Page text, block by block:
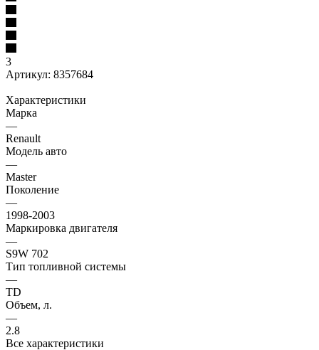
3
Артикул: 8357684
Характеристики
Марка
—
Renault
Модель авто
—
Master
Поколение
—
1998-2003
Маркировка двигателя
—
S9W 702
Тип топливной системы
—
TD
Объем, л.
—
2.8
Все характеристики